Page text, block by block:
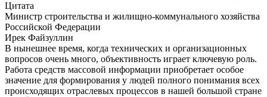
Цитата
Министр строительства и жилищно-коммунального хозяйства
Российской Федерации
Ирек Файзуллин
В нынешнее время, когда технических и организационных
вопросов очень много, объективность играет ключевую роль.
Работа средств массовой информации приобретает особое
значение для формирования у людей полного понимания всех
происходящих отраслевых процессов в нашей большой стране